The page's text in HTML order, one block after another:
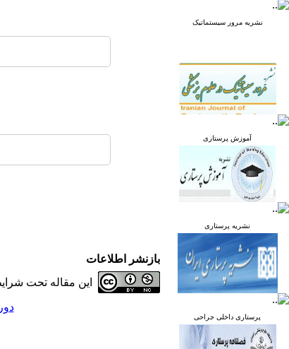
نشریه مرور سیستماتیک
آموزش پرستاری
نشریه پرستاری
پرستاری داخلی جراحی
بازنشر اطلاعات
این مقاله تحت
دوره 5، شماره 2 -